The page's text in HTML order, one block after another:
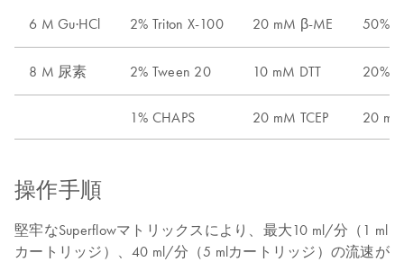
6 M Gu·HCl 2% Triton X-100 20 mM β-ME 50%
8 M 尿素 2% Tween 20 10 mM DTT 20%
1% CHAPS 20 mM TCEP 20
操作手順
堅牢なSuperflowマトリックスにより、最大10 ml/分（1 ml
カートリッジ）、40 ml/分（5 mlカートリッジ）の流速が